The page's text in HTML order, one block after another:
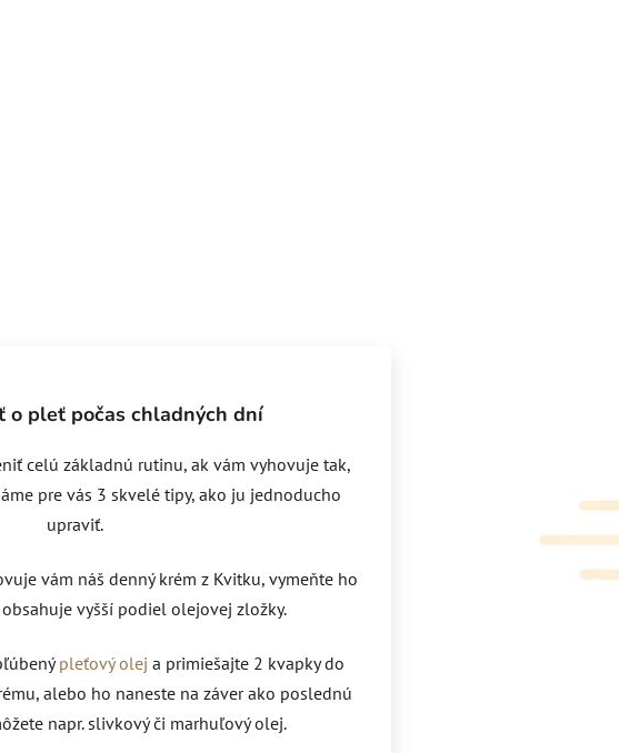
o pleť počas chladných dní
celú základnú rutinu, ak vám vyhovuje tak,
pre vás 3 skvelé tipy, ako ju jednoducho
upraviť.
vám náš denný krém z Kvitku, vymeňte ho
vyšší podiel olejovej zložky.
pleťový olej a primiešajte 2 kvapky do
alebo ho naneste na záver ako poslednú
napr. slivkový či marhuľový olej.